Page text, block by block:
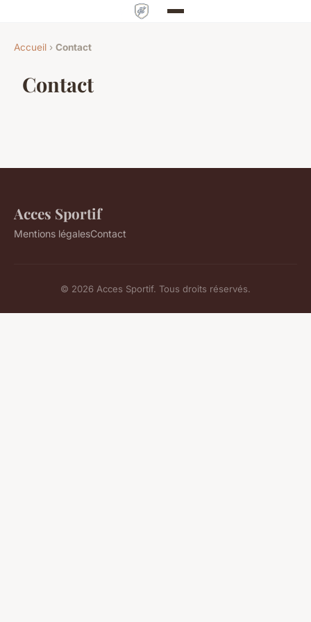
Accueil › Contact
Contact
Acces Sportif
Mentions légalesContact
© 2026 Acces Sportif. Tous droits réservés.